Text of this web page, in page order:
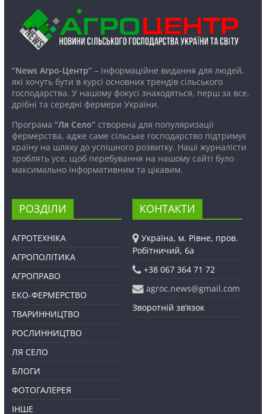
“News Агро-Центр”– інформаційне видання для людей,
які хочуть бути в курсі основних трендів сільського
господарства. У нашому фокусі знаходяться, перш за все,
дрібні та середні фермери України.
Програма “Ля Село”створена для популяризації
фермерства, адже саме сільське господарство підтримує
країну на шляху до успішного розвитку. Наші журналісти
зроблять усе, щоб перебування на нашому сайті було
максимально інформативним та цікавим.
РОЗДІЛИ
АГРОТЕХНІКА
АГРОПОЛІТИКА
АГРОПРАВО
ЕКО-ФЕРМЕРСТВО
ТВАРИННИЦТВО
РОСЛИННИЦТВО
ЛЯ СЕЛО
БЛОГИ
ФОТОГАЛЕРЕЯ
ІНШЕ
КОНТАКТИ
Україна, м. Рівне, пров.
Робітничий, 6а
+38 067 364 71 72
agroc.news@gmail.com
Зворотній зв’язок